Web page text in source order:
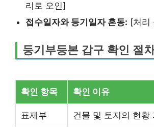
리로 오인]
접수일자와 등기일자 혼동: [처리
등기부등본 갑구 확인 절
확인 항목 확인 이유
표제부 건물 및 토지의 현황